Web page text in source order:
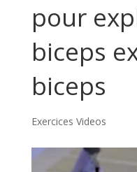
pour
biceps
biceps
Exercices Videos